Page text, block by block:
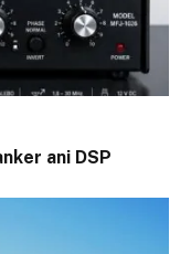
ani DSP